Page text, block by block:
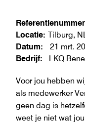
Locatie: Tilburg,
Datum: 21 mrt.
Bedrijf:
LKQ
Voor jou hebben
als medewerker
geen dag is
weet je niet wat